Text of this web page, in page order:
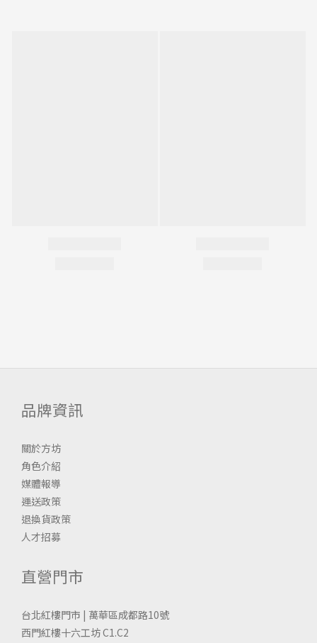
品牌資訊
關於方坊
角色介紹
媒體報導
運送政策
退換貨政策
人才招募
直營門市
台北紅樓門市 | 萬華區成都路10號
西門紅樓十六工坊 C1.C2